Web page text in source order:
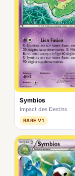
Symbios
Impact des Destins
RARE V1